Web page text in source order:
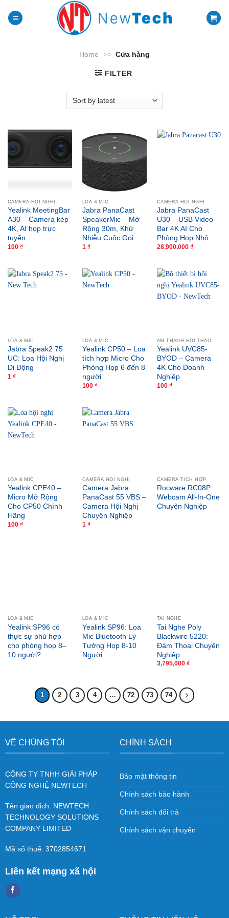
content
Home >> Cửa hàng
FILTER
CAMERA HỘI NGHỊ
Yealink MeetingBar
A30 – Camera kép
4K, AI họp trực
tuyến
100 ₫
LOA & MIC
Jabra PanaCast
SpeakerMic – Mở
Rộng 30m, Khử
Nhiễu Cuộc Gọi
1 ₫
CAMERA HỘI NGHỊ
Jabra PanaCast
U30 – USB Video
Bar 4K AI Cho
Phòng Họp Nhỏ
28,900,000 ₫
LOA & MIC
Jabra Speak2 75
UC: Loa Hội Nghị
Di Động
1 ₫
LOA & MIC
Yealink CP50 – Loa
tích hợp Micro Cho
Phòng Họp 6 đến 8
người
100 ₫
ÂM THANH HỘI THẢO
Yealink UVC85-
BYOD – Camera
4K Cho Doanh
Nghiệp
100 ₫
LOA & MIC
Yealink CPE40 –
Micro Mở Rộng
Cho CP50 Chính
Hãng
100 ₫
CAMERA HỘI NGHỊ
Camera Jabra
PanaCast 55 VBS –
Camera Hội Nghị
Chuyên Nghiệp
1 ₫
CAMERA TÍCH HỢP
Rocware RC08P:
Webcam All-In-One
Chuyên Nghiệp
LOA & MIC
Yealink SP96 có
thực sự phù hợp
cho phòng họp 8–
10 người?
LOA & MIC
Yealink SP96: Loa
Mic Bluetooth Lý
Tưởng Họp 8-10
Người
TAI NGHE
Tai Nghe Poly
Blackwire 5220:
Đàm Thoại Chuyên
Nghiệp
3,795,000 ₫
1 2 3 4 … 72 73 74
VỀ CHÚNG TÔI
CÔNG TY TNHH GIẢI PHÁP
CÔNG NGHỆ NEWTECH
Tên giao dịch: NEWTECH
TECHNOLOGY SOLUTIONS
COMPANY LIMITED
Mã số thuế: 3702854671
Liên kết mạng xã hội
CHÍNH SÁCH
Bảo mật thông tin
Chính sách bảo hành
Chính sách đổi trả
Chính sách vận chuyển